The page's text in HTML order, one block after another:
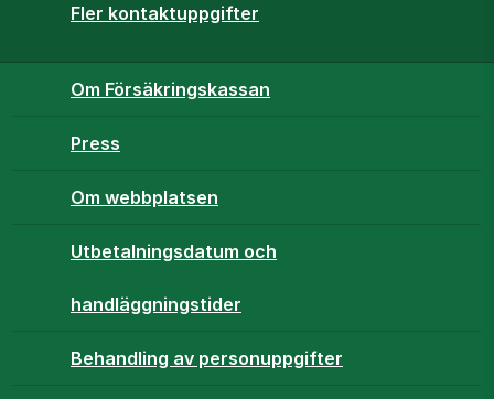
Fler kontaktuppgifter
Om Försäkringskassan
Press
Om webbplatsen
Utbetalningsdatum och
handläggningstider
Behandling av personuppgifter